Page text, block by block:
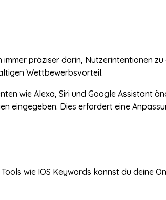
präziser darin, Nutzerintentionen zu
Wettbewerbsvorteil.
wie Alexa, Siri und Google Assistant
eingegeben. Dies erfordert eine
wie IOS Keywords kannst du deine